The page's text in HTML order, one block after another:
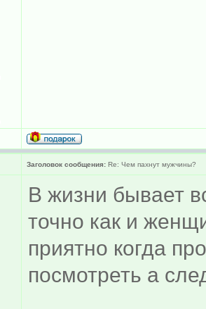
Заголовок сообщения: Re: Чем пахнут мужчины?
В жизни бывает
точно как и
приятно когда
посмотреть а